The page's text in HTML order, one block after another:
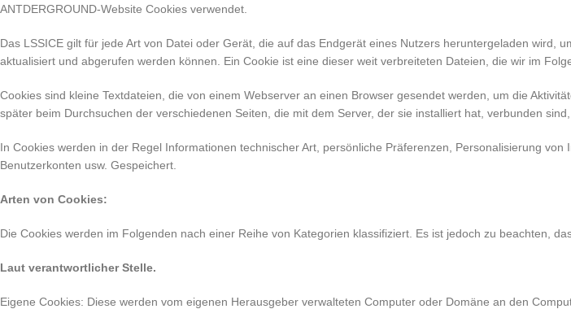
ANTDERGROUND-Website Cookies verwendet.
Das LSSICE gilt für jede Art von Datei oder Gerät, die auf das Endgerät eines Nutzers heruntergeladen wird,
aktualisiert und abgerufen werden können. Ein Cookie ist eine dieser weit verbreiteten Dateien, die wir im
Cookies sind kleine Textdateien, die von einem Webserver an einen Browser gesendet werden, um die
später beim Durchsuchen der verschiedenen Seiten, die mit dem Server, der sie installiert hat, verbunden
In Cookies werden in der Regel Informationen technischer Art, persönliche Präferenzen, Personalisierung
Benutzerkonten usw. Gespeichert.
Arten von Cookies:
Die Cookies werden im Folgenden nach einer Reihe von Kategorien klassifiziert. Es ist jedoch zu beachten,
Laut verantwortlicher Stelle.
Eigene Cookies: Diese werden vom eigenen Herausgeber verwalteten Computer oder Domäne an den